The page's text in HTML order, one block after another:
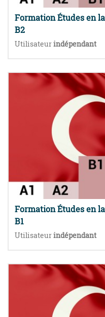
Formation Études en
B2
Utilisateurindépendant
Formation Études en
B1
Utilisateurindépendant